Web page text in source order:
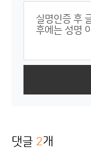
댓글 2개